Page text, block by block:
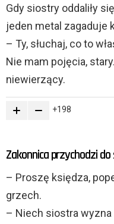
Gdy siostry oddaliły
jeden metal zagaduje
– Ty, słuchaj, co to
Nie mam pojęcia,
niewierzący.
198
Zakonnica przychodzi
– Proszę księdza,
grzech.
– Niech siostra